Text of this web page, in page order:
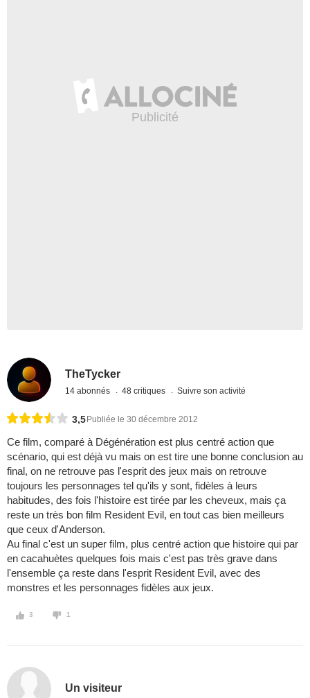
TheTycker
14 abonnés 48 critiques Suivre son activité
3,5 Publiée le 30 décembre 2012
Ce film, comparé à Dégénération est plus centré action que
scénario, qui est déjà vu mais on est tire une bonne conclusion au
final, on ne retrouve pas l'esprit des jeux mais on retrouve
toujours les personnages tel qu'ils y sont, fidèles à leurs
habitudes, des fois l'histoire est tirée par les cheveux, mais ça
reste un très bon film Resident Evil, en tout cas bien meilleurs
que ceux d'Anderson.
Au final c'est un super film, plus centré action que histoire qui par
en cacahuètes quelques fois mais c'est pas très grave dans
l'ensemble ça reste dans l'esprit Resident Evil, avec des
monstres et les personnages fidèles aux jeux.
3 1
Un visiteur